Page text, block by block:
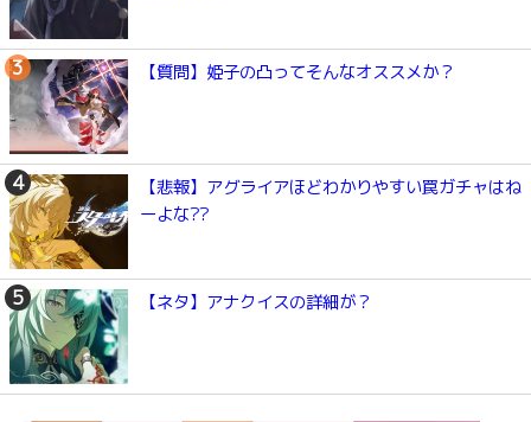
【質問】姫子の凸ってそんなオススメか？
【悲報】アグライアほどわかりやすい罠ガチャはね
ーよな??
【ネタ】アナクイスの詳細が？